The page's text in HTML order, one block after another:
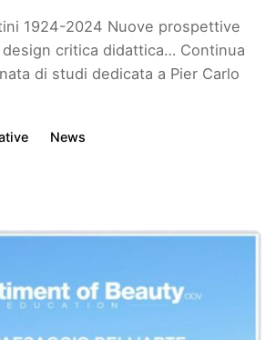
1924-2024 Nuove prospettive
critica didattica… Continua
di studi dedicata a Pier Carlo
News